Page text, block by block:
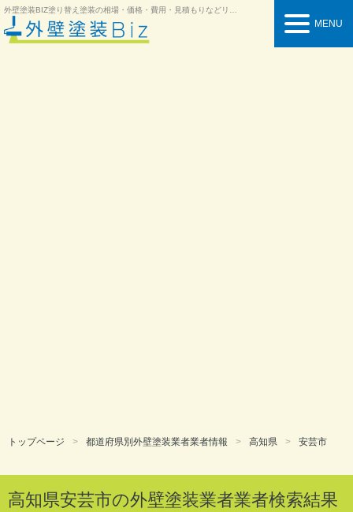
外壁塗装BIZ塗り替え塗装の相場・価格・費用・見積もりなどリフォーム情報を紹介
MENU
トップページ 都道府県別外壁塗装業者業者情報 高知県 安芸市
高知県安芸市の外壁塗装業者業者検索結果